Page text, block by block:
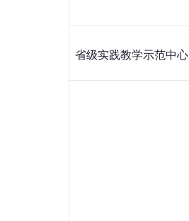
省级实践教学示范中心